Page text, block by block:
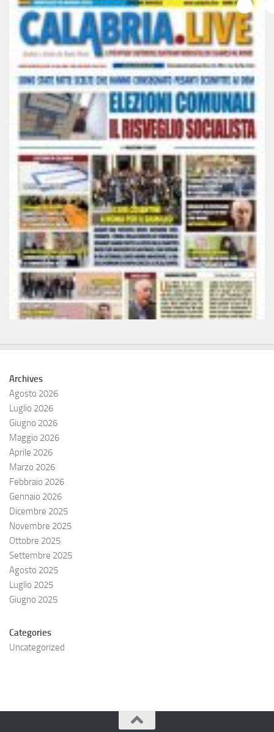
Archives
Agosto 2026
Luglio 2026
Giugno 2026
Maggio 2026
Aprile 2026
Marzo 2026
Febbraio 2026
Gennaio 2026
Dicembre 2025
Novembre 2025
Ottobre 2025
Settembre 2025
Agosto 2025
Luglio 2025
Giugno 2025
Categories
Uncategorized